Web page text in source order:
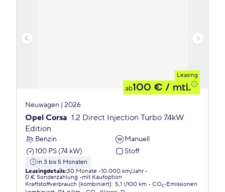
Leasing
ab100 € / mtl.
Neuwagen | 2026
Opel Corsa 1.2 Direct Injection Turbo 74kW
Edition
Benzin
Manuell
100 PS (74 kW)
Stoff
in 3 bis 5 Monaten
Leasingdetails:30 Monate 10.000 km/Jahr
0 € Sonderzahlung
mit Kaufoption
Kraftstoffverbrauch (kombiniert): 5,1 l/100 km
CO₂-Emissionen